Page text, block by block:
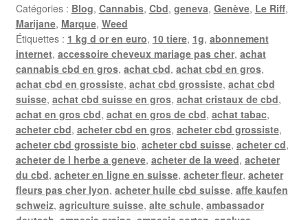
Catégories : Blog, Cannabis, Cbd, geneva, Genève, Le Riff,
Marijane, Marque, Weed
Étiquettes : 1 kg d or en euro, 10 tiere, 1g, abonnement
internet, accessoire cheveux mariage pas cher, achat
cannabis cbd en gros, achat cbd, achat cbd en gros,
achat cbd en grossiste, achat cbd grossiste, achat cbd
suisse, achat cbd suisse en gros, achat cristaux de cbd,
achat en gros cbd, achat en gros de cbd, achat tabac,
acheter cbd, acheter cbd en gros, acheter cbd grossiste,
acheter cbd grossiste bio, acheter cbd suisse, acheter cd,
acheter de l herbe a geneve, acheter de la weed, acheter
du cbd, acheter en ligne en suisse, acheter fleur, acheter
fleurs pas cher lyon, acheter huile cbd suisse, affe kaufen
schweiz, agriculture suisse, alte schule, ambassador